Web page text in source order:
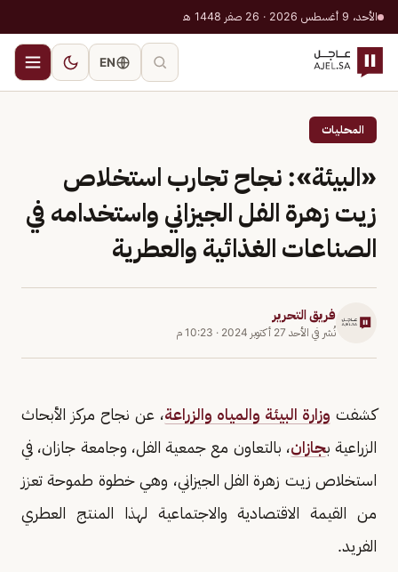
الأحد، 9 أغسطس 2026 · 26 صفر 1448 هـ
EN
المحليات
«البيئة»: نجاح تجارب استخلاص
زيت زهرة الفل الجيزاني واستخدامه في
الصناعات الغذائية والعطرية
فريق التحرير
نُشر في الأحد 27 أكتوبر 2024 · 10:23 م
كشفت وزارة البيئة والمياه والزراعة، عن نجاح مركز الأبحاث
الزراعية بجازان، بالتعاون مع جمعية الفل، وجامعة جازان، في
استخلاص زيت زهرة الفل الجيزاني، وهي خطوة طموحة تعزز
من القيمة الاقتصادية والاجتماعية لهذا المنتج العطري
الفريد.